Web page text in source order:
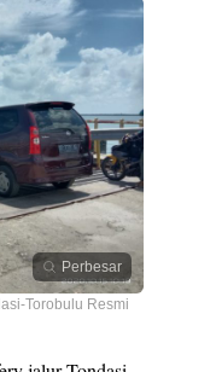
Perbesar
Torobulu Resmi